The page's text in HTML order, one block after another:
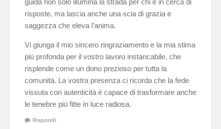
risposte, ma lascia anche una scia di grazia e
saggezza che eleva l’anima.
Vi giunga il mio sincero ringraziamento e la mia stima
più profonda per il vostro lavoro instancabile, che
risplende come un dono prezioso per tutta la
comunità. La vostra presenza ci ricorda che la fede
vissuta con autenticità è capace di trasformare anche
le tenebre più fitte in luce radiosa.
Rispondi